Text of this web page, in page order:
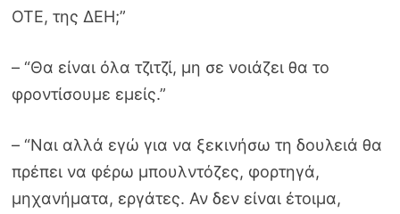
ΟΤΕ, της ΔΕΗ;”
– “Θα είναι όλα τζιτζί, μη σε νοιάζει θα το
φροντίσουμε εμείς.”
– “Ναι αλλά εγώ για να ξεκινήσω τη δουλειά θα
πρέπει να φέρω μπουλντόζες, φορτηγά,
μηχανήματα, εργάτες. Αν δεν είναι έτοιμα,